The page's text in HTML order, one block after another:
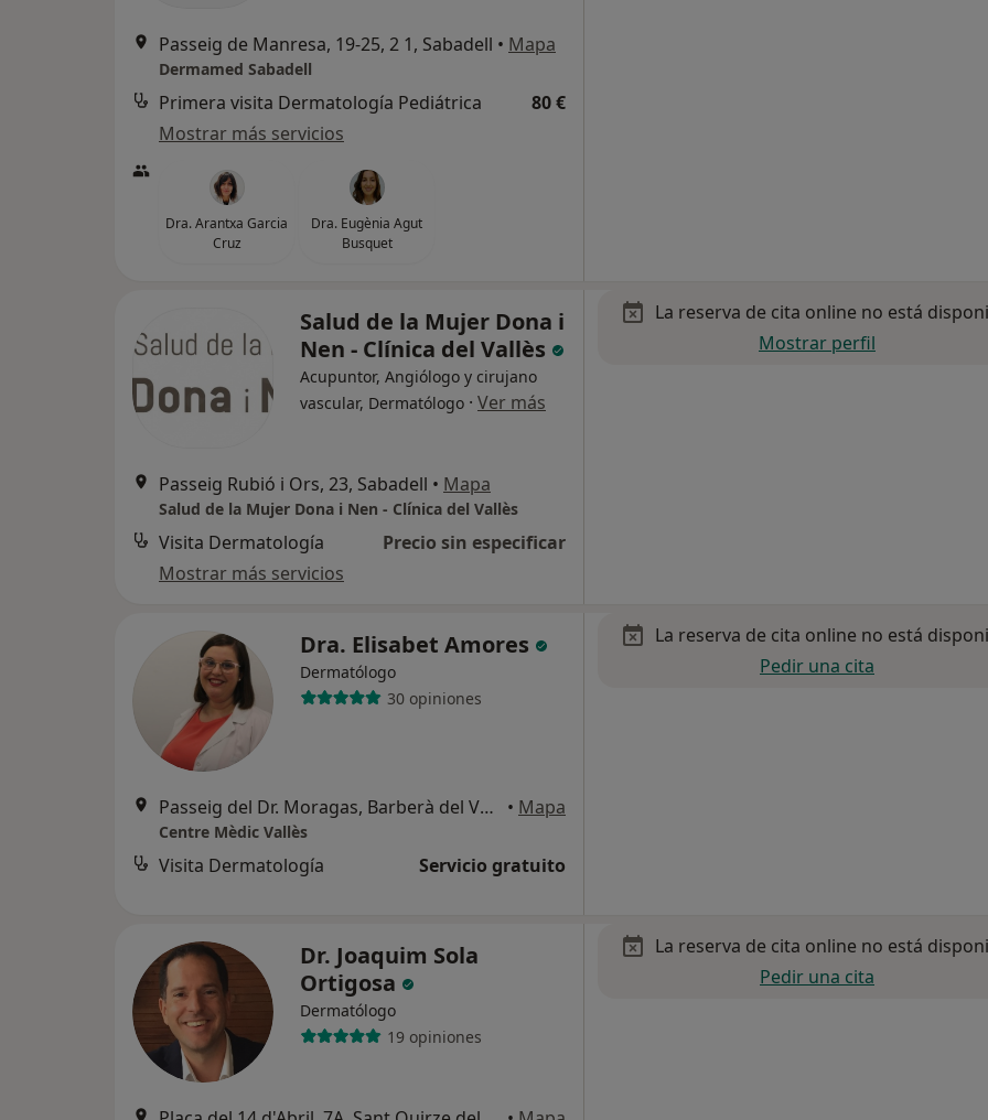
Passeig de Manresa, 19-25, 2 1, Sabadell • Mapa
Dermamed Sabadell
Primera visita Dermatología Pediátrica
80 €
Mostrar más servicios
Dra. Arantxa Garcia
Cruz
Dra. Eugènia Agut
Busquet
Salud de la Mujer Dona i
Nen - Clínica del Vallès
Acupuntor, Angiólogo y cirujano
vascular, Dermatólogo · Ver más
Passeig Rubió i Ors, 23, Sabadell • Mapa
Salud de la Mujer Dona i Nen - Clínica del Vallès
Visita Dermatología
Precio sin especificar
Mostrar más servicios
La reserva de cita online no está
Mostrar perfil
Dra. Elisabet Amores
Dermatólogo
30 opiniones
Passeig del Dr. Moragas, Barberà del Vallès • Mapa
Centre Mèdic Vallès
Visita Dermatología Servicio gratuito
La reserva de cita online no está
Pedir una cita
Dr. Joaquim Sola
Ortigosa
Dermatólogo
19 opiniones
La reserva de cita online no está
Pedir una cita